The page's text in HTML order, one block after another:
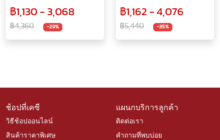
หนา 0.21 มม. สีเทปผ้า
TigerEye
฿1,130 - 3,068
฿4,360 -29%
25 มม. สีน้ำตาลพรีเมียม
KC25/CT05 Premium Brown
หนา 0.21 มม.
฿1,162 - 4,076
฿5,440 -35%
ช้อปที่เคซี
วิธีช้อปออนไลน์
สินค้าราคาพิเศษ
แผนกบริการลูกค้า
ติดต่อเรา
คำถามที่พบบ่อย